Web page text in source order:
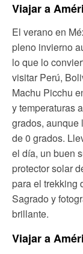
Viajar a
El verano en
pleno invierno
lo que lo
visitar Perú,
Machu Picchu
y temperaturas
grados, aunque
de 0 grados.
el día, un buen
protector solar
para el trekking
Sagrado y
brillante.
Viajar a